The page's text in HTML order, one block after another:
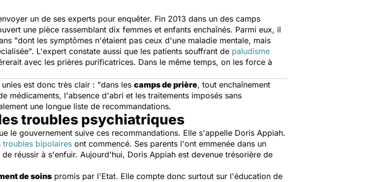
un de ses experts pour enquêter. Fin 2013 dans un des camps
une pièce rassemblant dix femmes et enfants enchaînés. Parmi eux, il
"dont les symptômes n'étaient pas ceux d'une maladie mentale, mais
L'expert constate aussi que les patients souffrant de paludisme
avec les prières purificatrices. Dans le même temps, on les force à
est donc très clair : "dans les camps de prière, tout enchaînement
médicaments, l'absence d'abri et les traitements imposés sans
une longue liste de recommandations.
troubles psychiatriques
le gouvernement suive ces recommandations. Elle s'appelle Doris Appiah.
troubles bipolaires ont commencé. Ses parents l'ont emmenée dans un
réussir à s'enfuir. Aujourd'hui, Doris Appiah est devenue trésorière de
de soins promis par l'Etat. Elle compte donc surtout sur l'éducation de